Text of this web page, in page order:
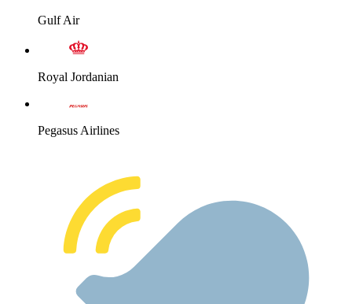
Gulf Air
Royal Jordanian
Pegasus Airlines